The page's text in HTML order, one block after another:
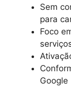
Sem
para
Foco
Google